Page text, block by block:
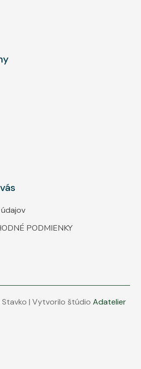
PODMIENKY
| Vytvorilo štúdio Adatelier